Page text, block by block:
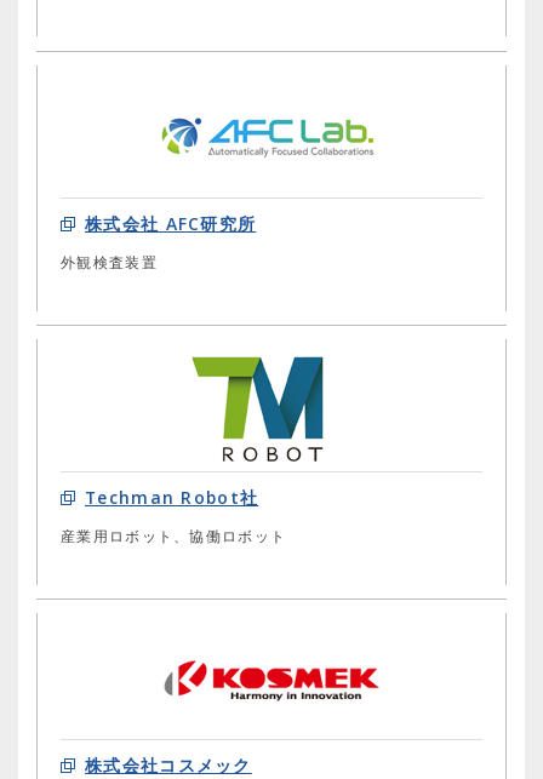
株式会社 AFC研究所
外観検査装置
Techman Robot社
産業用ロボット、協働ロボット
株式会社コスメック